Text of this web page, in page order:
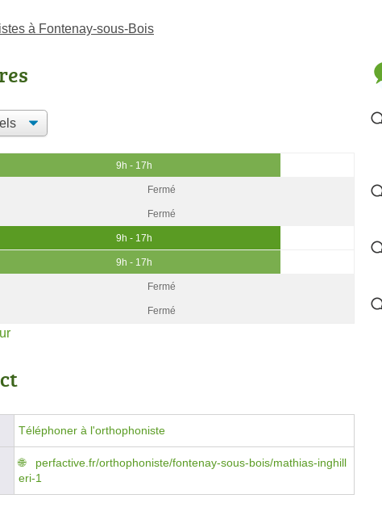
à Fontenay-sous-Bois
9h - 17h
Fermé
Fermé
9h - 17h
9h - 17h
Fermé
Fermé
Téléphoner à l'orthophoniste
perfactive.fr/orthophoniste/fontenay-sous-bois/mathias-inghill
eri-1